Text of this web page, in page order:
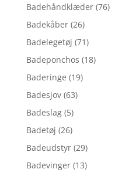
Badehåndklæder (76)
Badekåber (26)
Badelegetøj (71)
Badeponchos (18)
Baderinge (19)
Badesjov (63)
Badeslag (5)
Badetøj (26)
Badeudstyr (29)
Badevinger (13)